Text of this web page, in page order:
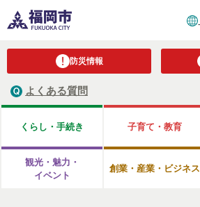
防災情報
よくある質問
くらし・手続き 子育て・教育
観光・魅力・
イベント
創業・産業・ビジネス